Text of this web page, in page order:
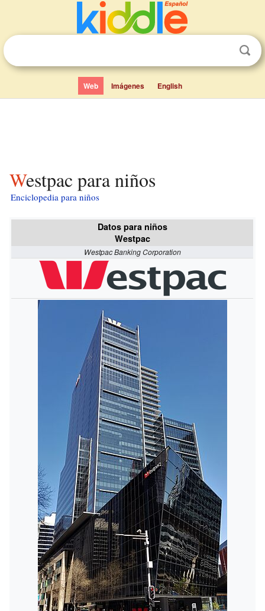
Web Imágenes English
Westpac para niños
Enciclopedia para niños
Datos para niños
Westpac
Westpac Banking Corporation